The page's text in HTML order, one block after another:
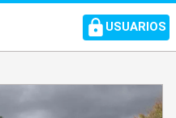
USUARIOS